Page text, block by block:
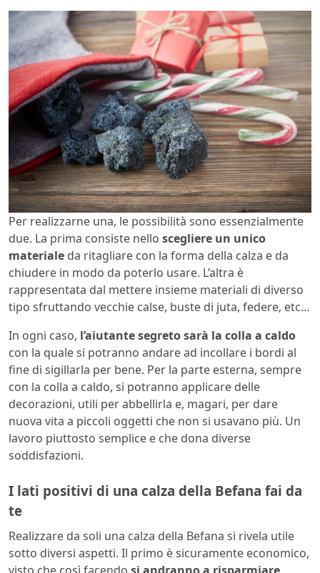
Per realizzarne una, le possibilità sono essenzialmente
due. La prima consiste nello scegliere un unico
materiale da ritagliare con la forma della calza e da
chiudere in modo da poterlo usare. L’altra è
rappresentata dal mettere insieme materiali di diverso
tipo sfruttando vecchie calse, buste di juta, federe, etc…
In ogni caso, l’aiutante segreto sarà la colla a caldo
con la quale si potranno andare ad incollare i bordi al
fine di sigillarla per bene. Per la parte esterna, sempre
con la colla a caldo, si potranno applicare delle
decorazioni, utili per abbellirla e, magari, per dare
nuova vita a piccoli oggetti che non si usavano più. Un
lavoro piuttosto semplice e che dona diverse
soddisfazioni.
I lati positivi di una calza della Befana fai da
te
Realizzare da soli una calza della Befana si rivela utile
sotto diversi aspetti. Il primo è sicuramente economico,